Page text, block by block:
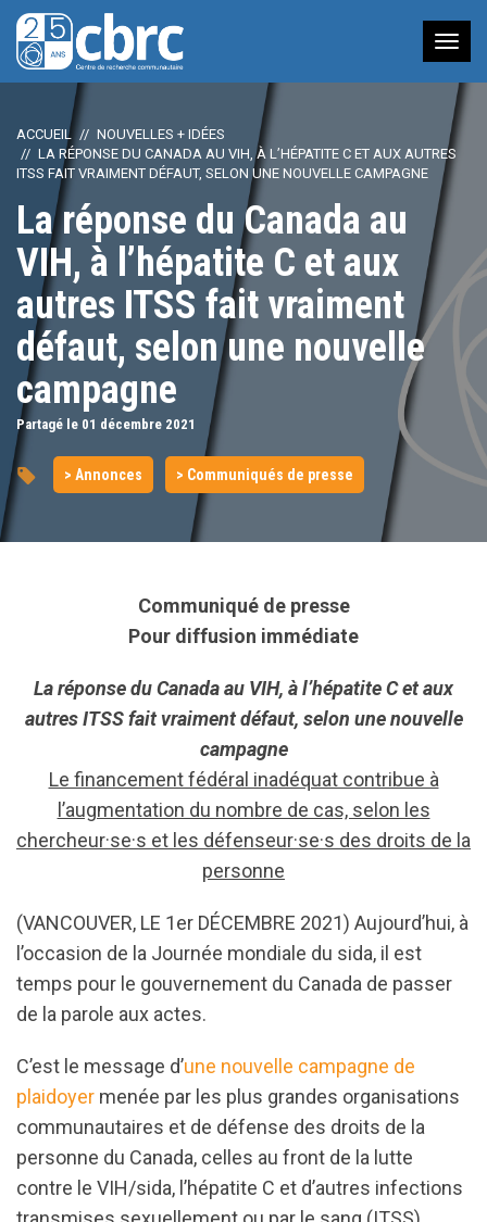
à
ACCUEIL
NOUVELLES + IDÉES
LA RÉPONSE DU CANADA AU VIH, À L’HÉPATITE C ET AUX AUTRES
ITSS FAIT VRAIMENT DÉFAUT, SELON UNE NOUVELLE CAMPAGNE
La réponse du Canada au
VIH, à l’hépatite C et aux
autres ITSS fait vraiment
défaut, selon une nouvelle
campagne
Partagé le 01 décembre 2021
> Annonces > Communiqués de presse
Communiqué de presse
Pour diffusion immédiate
La réponse du Canada au VIH, à l’hépatite C et aux
autres ITSS fait vraiment défaut, selon une nouvelle
campagne
Le financement fédéral inadéquat contribue à
l’augmentation du nombre de cas, selon les
chercheur·se·s et les défenseur·se·s des droits de la
personne
(VANCOUVER, LE 1er DÉCEMBRE 2021) Aujourd’hui, à
l’occasion de la Journée mondiale du sida, il est
temps pour le gouvernement du Canada de passer
de la parole aux actes.
C’est le message d’une nouvelle campagne de
plaidoyer menée par les plus grandes organisations
communautaires et de défense des droits de la
personne du Canada, celles au front de la lutte
contre le VIH/sida, l’hépatite C et d’autres infections